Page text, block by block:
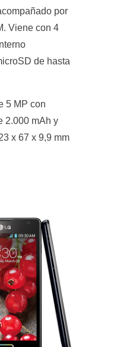
por
Viene con 4
de hasta
5 MP con
2.000 mAh y
x 67 x 9,9 mm